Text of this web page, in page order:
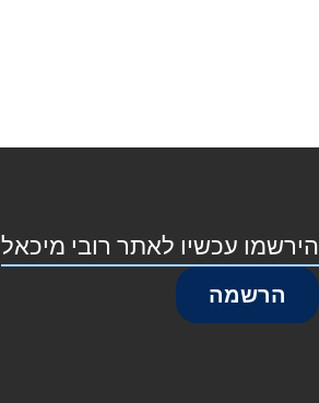
הירשמו עכשיו לאתר רובי מיכאל
הרשמה